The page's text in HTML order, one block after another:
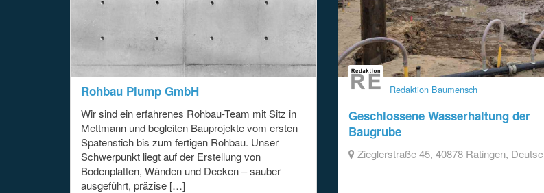
Rohbau Plump GmbH
Wir sind ein erfahrenes Rohbau-Team mit Sitz in
Mettmann und begleiten Bauprojekte vom ersten
Spatenstich bis zum fertigen Rohbau. Unser
Schwerpunkt liegt auf der Erstellung von
Bodenplatten, Wänden und Decken – sauber
ausgeführt, präzise […]
Redaktion Baumensch
Geschlossene Wasserhaltung der
Baugrube
Zieglerstraße 45, 40878 Ratingen,